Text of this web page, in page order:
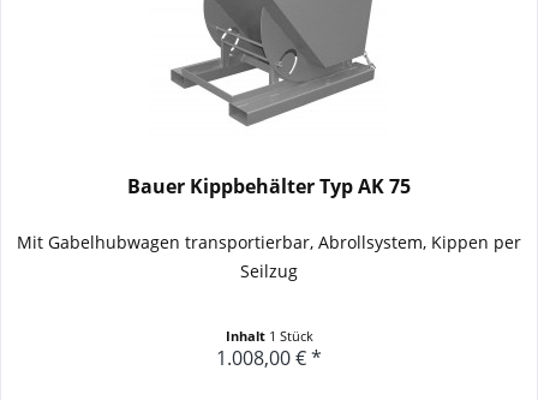
Bauer Kippbehälter Typ AK 75
Mit Gabelhubwagen transportierbar, Abrollsystem, Kippen per
Seilzug
Inhalt 1 Stück
1.008,00 € *